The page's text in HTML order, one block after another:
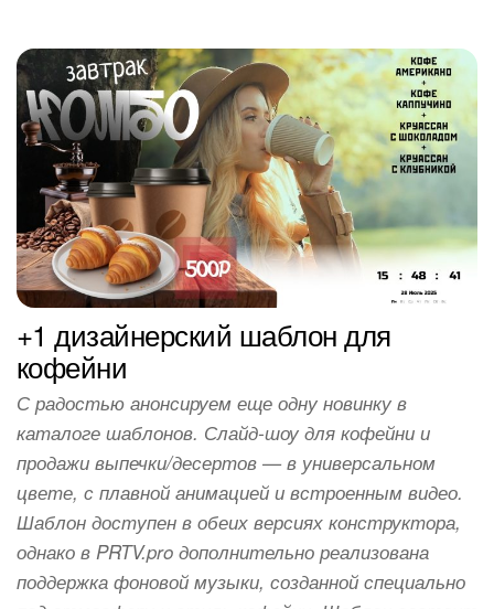
+1 дизайнерский шаблон для
кофейни
С радостью анонсируем еще одну новинку в
каталоге шаблонов. Слайд-шоу для кофейни и
продажи выпечки/десертов — в универсальном
цвете, с плавной анимацией и встроенным видео.
Шаблон доступен в обеих версиях конструктора,
однако в PRTV.pro дополнительно реализована
поддержка фоновой музыки, созданной специально